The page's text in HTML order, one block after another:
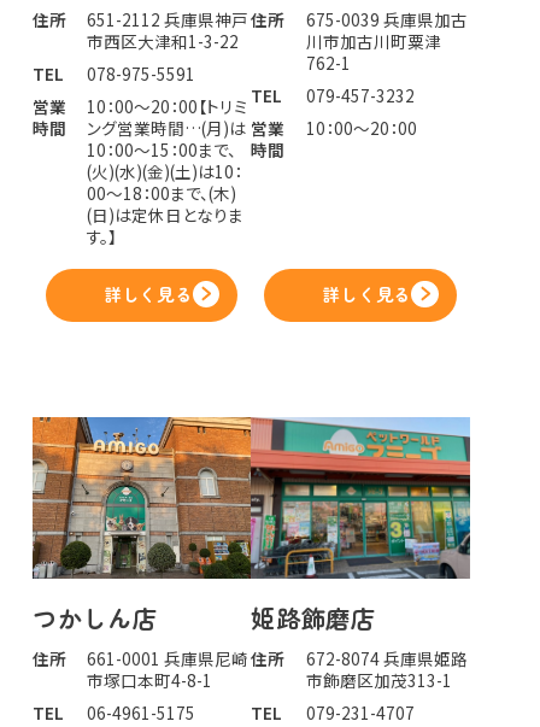
住所
651-2112 兵庫県神戸
市西区大津和1-3-22
TEL
078-975-5591
営業
時間
10：00～20：00【トリミ
ング営業時間…(月)は
10：00～15：00まで、
(火)(水)(金)(土)は10：
00～18：00まで、(木)
(日)は定休日となりま
す。】
詳しく見る
住所
675-0039 兵庫県加古
川市加古川町粟津
762-1
TEL
079-457-3232
営業
時間
10：00～20：00
詳しく見る
つかしん店
住所
661-0001 兵庫県尼崎
市塚口本町4-8-1
TEL
06-4961-5175
姫路飾磨店
住所
672-8074 兵庫県姫路
市飾磨区加茂313-1
TEL
079-231-4707